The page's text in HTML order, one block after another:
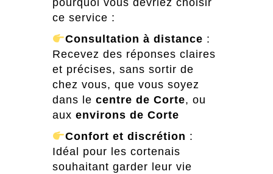
ce service :
Consultation à distance :
Recevez des réponses claires
et précises, sans sortir de
chez vous, que vous soyez
dans le centre de Corte, ou
aux environs de Corte
Confort et discrétion :
Idéal pour les cortenais
souhaitant garder leur vie